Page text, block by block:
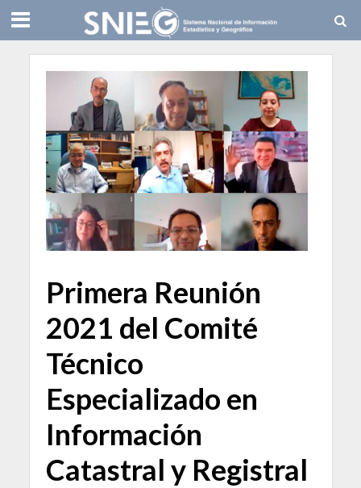
Primera Reunión
2021 del Comité
Técnico
Especializado en
Información
Catastral y Registral